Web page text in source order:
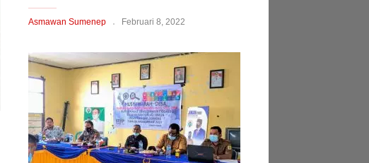
Asmawan Sumenep Februari 8, 2022